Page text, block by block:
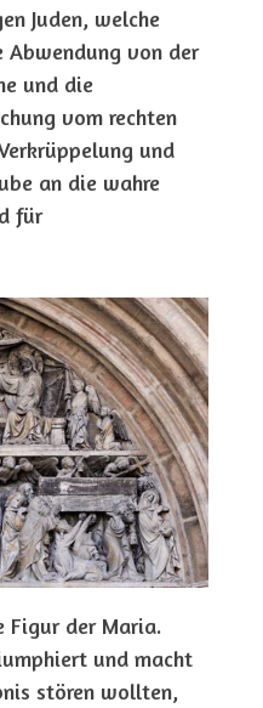
Juden, welche
Abwendung von der
und die
vom rechten
und
an die wahre
für
Figur der Maria.
und macht
stören wollten,